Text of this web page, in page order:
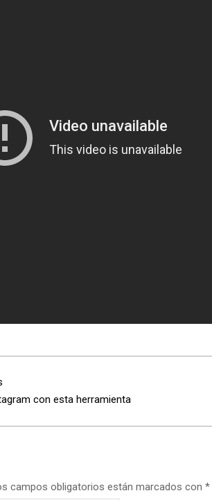
con esta herramienta
campos obligatorios están marcados con *